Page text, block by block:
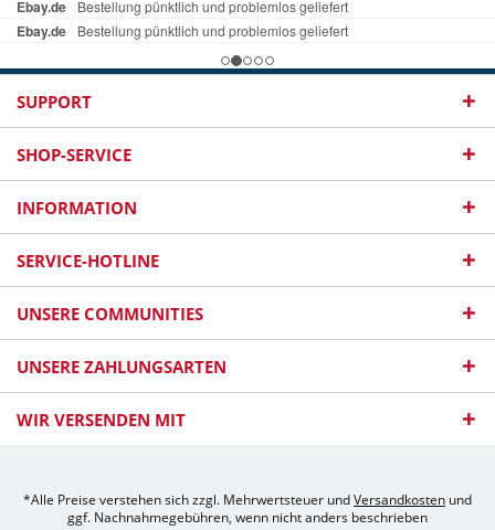
SUPPORT
SHOP-SERVICE
INFORMATION
SERVICE-HOTLINE
UNSERE COMMUNITIES
UNSERE ZAHLUNGSARTEN
WIR VERSENDEN MIT
*Alle Preise verstehen sich zzgl. Mehrwertsteuer undVersandkosten und
ggf. Nachnahmegebühren, wenn nicht anders beschrieben